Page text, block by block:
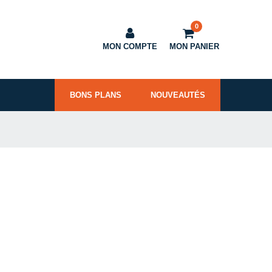
MON COMPTE
0
MON PANIER
NOUVEAUTÉS
BONS PLANS